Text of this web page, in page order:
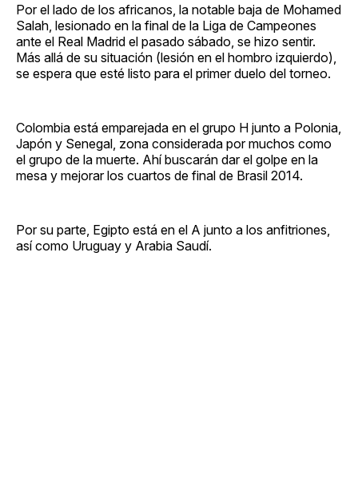
Por el lado de los africanos, la notable baja de Mohamed
Salah, lesionado en la final de la Liga de Campeones
ante el Real Madrid el pasado sábado, se hizo sentir.
Más allá de su situación (lesión en el hombro izquierdo),
se espera que esté listo para el primer duelo del torneo.
Colombia está emparejada en el grupo H junto a Polonia,
Japón y Senegal, zona considerada por muchos como
el grupo de la muerte. Ahí buscarán dar el golpe en la
mesa y mejorar los cuartos de final de Brasil 2014.
Por su parte, Egipto está en el A junto a los anfitriones,
así como Uruguay y Arabia Saudí.